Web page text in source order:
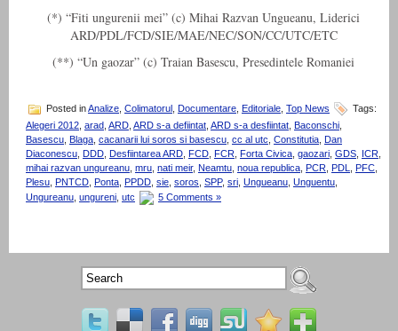
(*) “Fiti ungurenii mei” (c) Mihai Razvan Ungueanu, Liderici
ARD/PDL/FCD/SIE/MAE/NEC/SON/CC/UTC/ETC
(**) “Un gaozar” (c) Traian Basescu, Presedintele Romaniei
Posted inAnalize Colimatorul Documentare Editoriale Top News
Tags:
Alegeri 2012, arad, ARD, ARD s-a defiintat, ARD s-a desfiintat, Baconschi,
Basescu, Blaga, cacanarii lui soros si basescu, cc al utc, Constitutia, Dan
Diaconescu, DDD, Desfiintarea ARD, FCD, FCR, Forta Civica, gaozari, GDS, ICR,
mihai razvan ungureanu, mru, nati meir, Neamtu, noua republica, PCR, PDL, PFC,
Plesu, PNTCD, Ponta, PPDD, sie, soros, SPP, sri, Ungueanu, Unguentu,
Ungureanu ungureni utc 5 Comments »